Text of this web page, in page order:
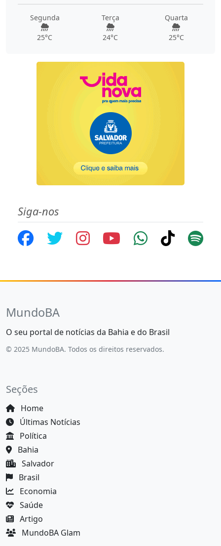
Segunda
25°C
Terça
24°C
Quarta
25°C
Siga-nos
MundoBA
O seu portal de notícias da Bahia e do Brasil
© 2025 MundoBA. Todos os direitos reservados.
Seções
Home
Últimas Notícias
Política
Bahia
Salvador
Brasil
Economia
Saúde
Artigo
MundoBA Glam